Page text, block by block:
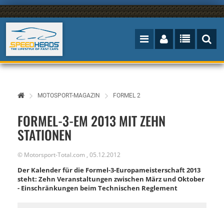
MOTOSPORT-MAGAZIN FORMEL 2
FORMEL-3-EM 2013 MIT ZEHN
STATIONEN
© Motorsport-Total.com , 05.12.2012
Der Kalender für die Formel-3-Europameisterschaft 2013
steht: Zehn Veranstaltungen zwischen März und Oktober
- Einschränkungen beim Technischen Reglement